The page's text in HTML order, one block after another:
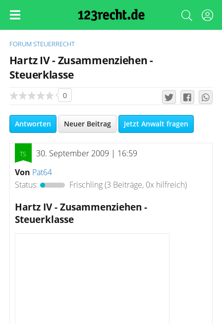
FORUM STEUERRECHT
Hartz IV - Zusammenziehen -
Steuerklasse
0
Antworten Neuer Beitrag Jetzt Anwalt fragen
30. September 2009 | 16:59
Von Pat64
Status:
Frischling(3 Beiträge, 0x hilfreich)
Hartz IV - Zusammenziehen -
Steuerklasse